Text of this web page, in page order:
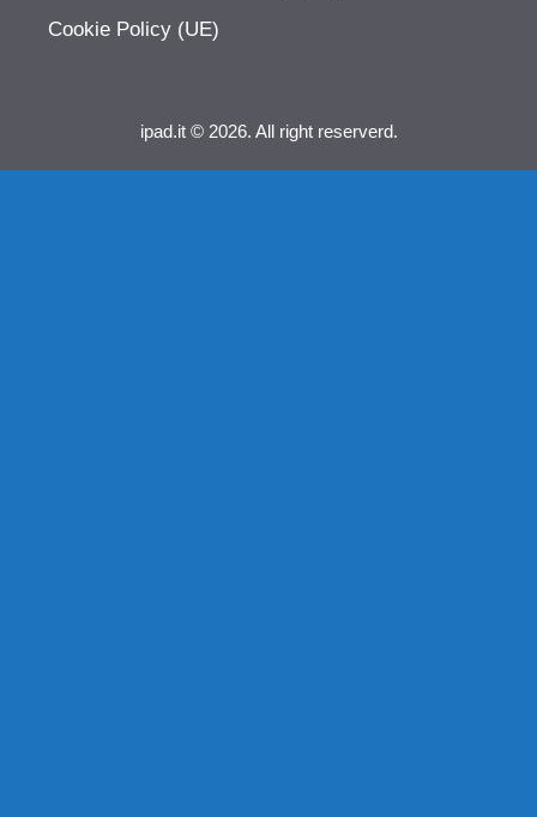
Cookie Policy (UE)
ipad.it © 2026. All right reserverd.